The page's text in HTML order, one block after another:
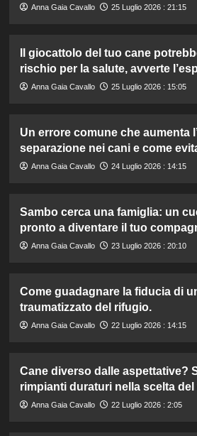
Anna Gaia Cavallo 25 Luglio 2026 : 21:15
Il giocattolo del tuo cane
rischio per la salute, avverte
Anna Gaia Cavallo 25 Luglio 2026 : 15:05
Un errore comune che aumenta
separazione nei cani e come
Anna Gaia Cavallo 24 Luglio 2026 : 14:15
Sambo cerca una famiglia: un
pronto a diventare il tuo
Anna Gaia Cavallo 23 Luglio 2026 : 20:10
Come guadagnare la fiducia di
traumatizzato del rifugio.
Anna Gaia Cavallo 22 Luglio 2026 : 14:15
Cane diverso dalle aspettative?
rimpianti duraturi nella scelta del
Anna Gaia Cavallo 22 Luglio 2026 : 2:05